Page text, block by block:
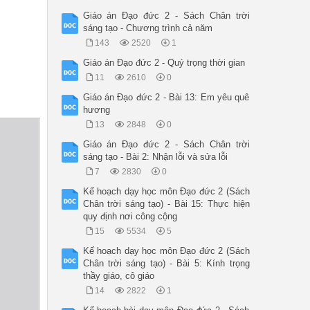
Giáo án Đạo đức 2 - Sách Chân trời
sáng tạo - Chương trình cả năm
143 2520 1
Giáo án Đạo đức 2 - Quý trọng thời gian
11 2610 0
Giáo án Đạo đức 2 - Bài 13: Em yêu quê
hương
13 2848 0
Giáo án Đạo đức 2 - Sách Chân trời
sáng tạo - Bài 2: Nhận lỗi và sửa lỗi
7 2830 0
Kế hoạch dạy học môn Đạo đức 2 (Sách
Chân trời sáng tạo) - Bài 15: Thực hiện
quy định nơi công cộng
15 5534 5
Kế hoạch dạy học môn Đạo đức 2 (Sách
Chân trời sáng tạo) - Bài 5: Kính trọng
thầy giáo, cô giáo
14 2822 1